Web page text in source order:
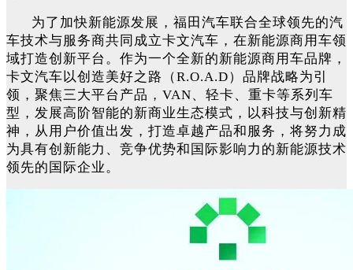
为了加快新能源发展，福田汽车联合全球领先的汽
车技术与服务商共同成立卡文汽车，在新能源商用车领
域打造创新平台。作为一个全新的新能源商用车品牌，
卡文汽车以创造美好之路（R.O.A.D）品牌战略为引
领，聚焦三大平台产品，VAN、轻卡、重卡等系列车
型，发展高阶智能的新商业生态模式，以科技与创新精
神，从用户价值出发，打造卓越产品和服务，将努力成
为具有创新能力、竞争优势和国际影响力的新能源技术
领先的国际企业。